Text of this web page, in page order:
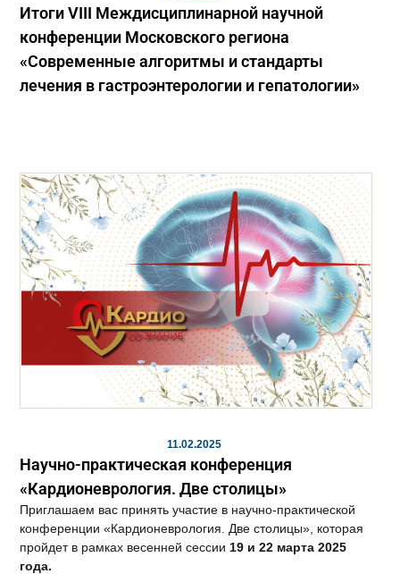
Итоги VIII Междисциплинарной научной
конференции Московского региона
«Современные алгоритмы и стандарты
лечения в гастроэнтерологии и гепатологии»
11.02.2025
Научно-практическая конференция
«Кардионеврология. Две столицы»
Приглашаем вас принять участие в научно-практической
конференции «Кардионеврология. Две столицы», которая
пройдет в рамках весенней сессии 19 и 22 марта 2025
года.